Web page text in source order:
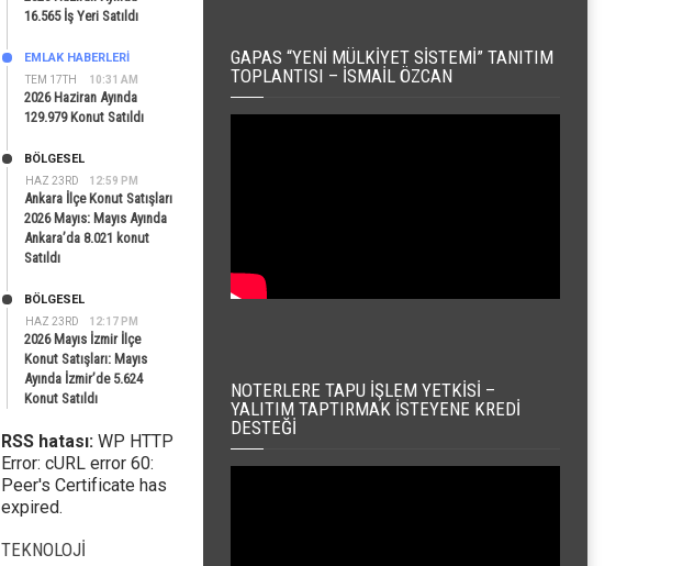
16.565 İş Yeri Satıldı
TEM 17TH 10:31 AM
EMLAK HABERLERI
2026 Haziran Ayında
129.979 Konut Satıldı
HAZ 23RD 12:59 PM
BÖLGESEL
Ankara İlçe Konut Satışları
2026 Mayıs: Mayıs Ayında
Ankara’da 8.021 konut
Satıldı
HAZ 23RD 12:17 PM
BÖLGESEL
2026 Mayıs İzmir İlçe
Konut Satışları: Mayıs
Ayında İzmir’de 5.624
Konut Satıldı
RSS hatası: WP HTTP
Error: cURL error 60:
Peer's Certificate has
expired.
TEKNOLOJI
GAPAS “YENI MÜLKIYET SISTEMI” TANITIM
TOPLANTISI – İSMAIL ÖZCAN
NOTERLERE TAPU İŞLEM YETKISI –
YALITIM TAPTIRMAK İSTEYENE KREDI
DESTEĞI